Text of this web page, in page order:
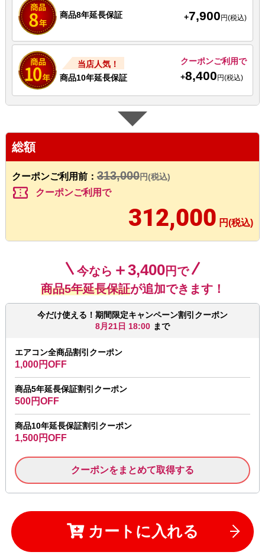
商品8年延長保証 +7,900円(税込)
当店人気！
商品10年延長保証
クーポンご利用で
+8,400 円(税込)
総額
クーポンご利用前： 313,000円(税込)
confirmation_number クーポンご利用で
312,000 円(税込)
今なら ＋3,400円で
商品5年延長保証が追加できます！
今だけ使える！期間限定キャンペーン割引クーポン
8月21日 18:00 まで
エアコン全商品割引クーポン
1,000円OFF
商品5年延長保証割引クーポン
500円OFF
商品10年延長保証割引クーポン
1,500円OFF
クーポンをまとめて取得する
カートに入れる